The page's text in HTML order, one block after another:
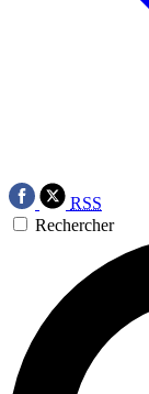
RSS
Rechercher